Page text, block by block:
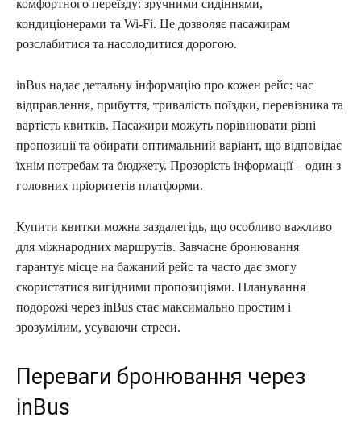
комфортного переїзду: зручними сидіннями,
кондиціонерами та Wi-Fi. Це дозволяє пасажирам
розслабитися та насолодитися дорогою.
inBus надає детальну інформацію про кожен рейс: час
відправлення, прибуття, тривалість поїздки, перевізника та
вартість квитків. Пасажири можуть порівнювати різні
пропозиції та обирати оптимальний варіант, що відповідає
їхнім потребам та бюджету. Прозорість інформації – один з
головних пріоритетів платформи.
Купити квитки можна заздалегідь, що особливо важливо
для міжнародних маршрутів. Завчасне бронювання
гарантує місце на бажаний рейс та часто дає змогу
скористатися вигідними пропозиціями. Планування
подорожі через inBus стає максимально простим і
зрозумілим, усуваючи стреси.
Переваги бронювання через
inBus